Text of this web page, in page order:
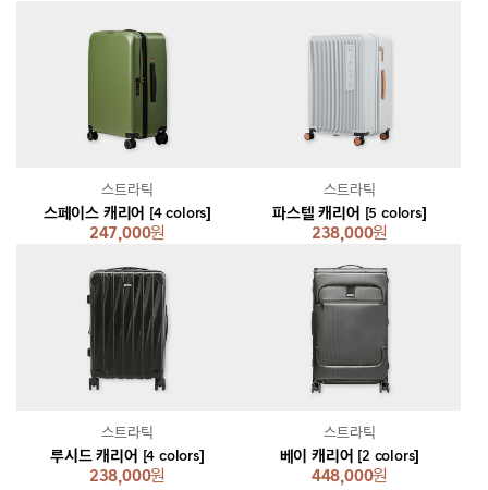
스페이스 캐리어 [4 colors]
247,000원
스트라틱
파스텔 캐리어 [5 colors]
238,000원
스트라틱
루시드 캐리어 [4 colors]
238,000원
스트라틱
베이 캐리어 [2 colors]
448,000원
스트라틱